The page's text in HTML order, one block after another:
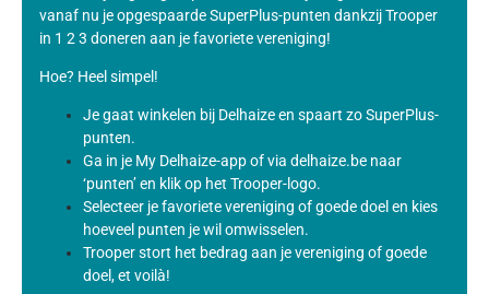
vanaf nu je opgespaarde SuperPlus-punten dankzij Trooper
in 1 2 3 doneren aan je favoriete vereniging!
Hoe? Heel simpel!
Je gaat winkelen bij Delhaize en spaart zo SuperPlus-
punten.
Ga in je My Delhaize-app of via delhaize.be naar
‘punten’ en klik op het Trooper-logo.
Selecteer je favoriete vereniging of goede doel en kies
hoeveel punten je wil omwisselen.
Trooper stort het bedrag aan je vereniging of goede
doel, et voilà!